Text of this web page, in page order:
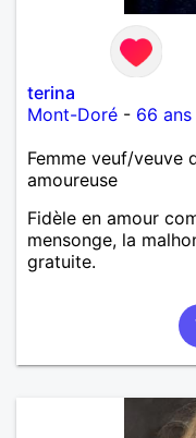
terina
Mont-Doré - 66 ans
Femme veuf/veuve
amoureuse
Fidèle en amour
mensonge, la
gratuite.